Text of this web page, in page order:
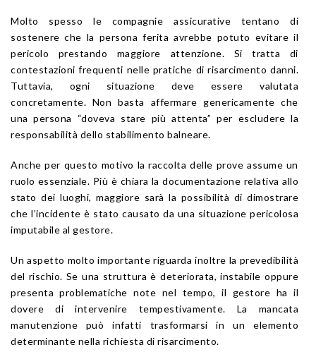
Molto spesso le compagnie assicurative tentano di
sostenere che la persona ferita avrebbe potuto evitare il
pericolo prestando maggiore attenzione. Si tratta di
contestazioni frequenti nelle pratiche di risarcimento danni.
Tuttavia, ogni situazione deve essere valutata
concretamente. Non basta affermare genericamente che
una persona “doveva stare più attenta” per escludere la
responsabilità dello stabilimento balneare.
Anche per questo motivo la raccolta delle prove assume un
ruolo essenziale. Più è chiara la documentazione relativa allo
stato dei luoghi, maggiore sarà la possibilità di dimostrare
che l’incidente è stato causato da una situazione pericolosa
imputabile al gestore.
Un aspetto molto importante riguarda inoltre la prevedibilità
del rischio. Se una struttura è deteriorata, instabile oppure
presenta problematiche note nel tempo, il gestore ha il
dovere di intervenire tempestivamente. La mancata
manutenzione può infatti trasformarsi in un elemento
determinante nella richiesta di risarcimento.